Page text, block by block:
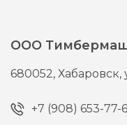
ООО
680052,Хабаровск,
+7 (908) 653-77-